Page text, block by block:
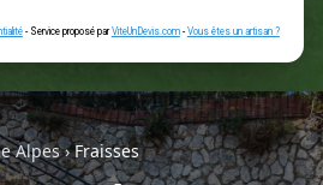
moi automatiquement !
Alpes›Fraisses